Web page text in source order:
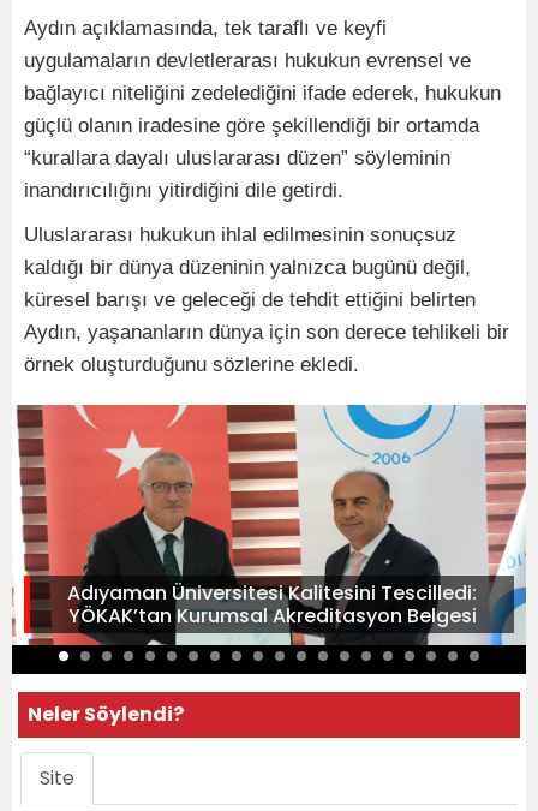
Aydın açıklamasında, tek taraflı ve keyfi
uygulamaların devletlerarası hukukun evrensel ve
bağlayıcı niteliğini zedelediğini ifade ederek, hukukun
güçlü olanın iradesine göre şekillendiği bir ortamda
“kurallara dayalı uluslararası düzen” söyleminin
inandırıcılığını yitirdiğini dile getirdi.
Uluslararası hukukun ihlal edilmesinin sonuçsuz
kaldığı bir dünya düzeninin yalnızca bugünü değil,
küresel barışı ve geleceği de tehdit ettiğini belirten
Aydın, yaşananların dünya için son derece tehlikeli bir
örnek oluşturduğunu sözlerine ekledi.
Adıyaman Üniversitesi Kalitesini Tescilledi:
YÖKAK’tan Kurumsal Akreditasyon Belgesi
Neler Söylendi?
Site